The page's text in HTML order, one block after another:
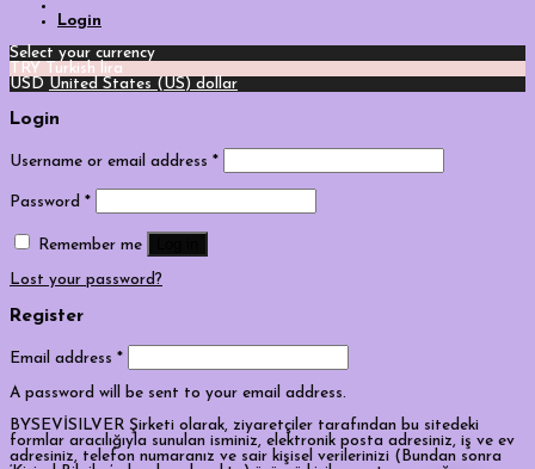
Login
Select your currency
TRY
Turkish lira
USD United States (US) dollar
Login
Username or email address *
Password *
Remember me
Lost your password?
Register
Email address *
A password will be sent to your email address.
BYSEVİSILVER Şirketi olarak, ziyaretçiler tarafından bu sitedeki
formlar aracılığıyla sunulan isminiz, elektronik posta adresiniz, iş ve ev
adresiniz, telefon numaranız ve sair kişisel verilerinizi (Bundan sonra